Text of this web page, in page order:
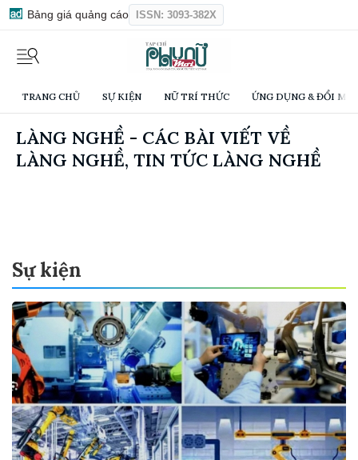
Bảng giá quảng cáo ISSN: 3093-382X
TRANG CHỦ SỰ KIỆN NỮ TRÍ THỨC ỨNG DỤNG & ĐỔI
LÀNG NGHỀ - CÁC BÀI VIẾT VỀ
LÀNG NGHỀ, TIN TỨC LÀNG NGHỀ
Sự kiện